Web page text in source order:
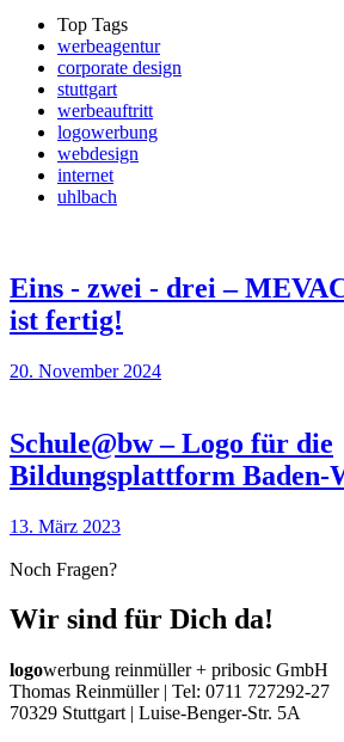
Top Tags
werbeagentur
corporate design
stuttgart
werbeauftritt
logowerbung
webdesign
internet
uhlbach
Eins - zwei - drei –
ist fertig!
20. November 2024
Schule@bw – Logo für die
Bildungsplattform Baden-
13. März 2023
Noch Fragen?
Wir sind für Dich da!
logowerbung reinmüller + pribosic GmbH
Thomas Reinmüller | Tel: 0711 727292-27
70329 Stuttgart | Luise-Benger-Str. 5A